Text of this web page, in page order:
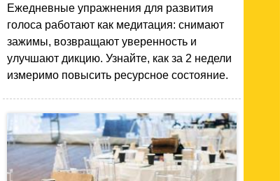
Ежедневные упражнения для развития
голоса работают как медитация: снимают
зажимы, возвращают уверенность и
улучшают дикцию. Узнайте, как за 2 недели
измеримо повысить ресурсное состояние.